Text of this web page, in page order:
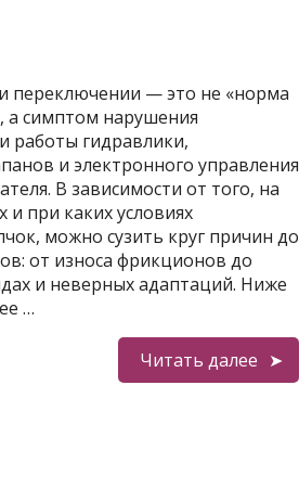
переключении — это не «норма
а симптом нарушения
работы гидравлики,
и электронного управления
В зависимости от того, на
и при каких условиях
можно сузить круг причин до
от износа фрикционов до
и неверных адаптаций. Ниже
…
Читать далее